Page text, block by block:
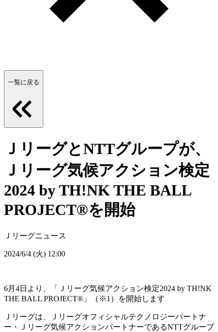
一覧に戻る
ＪリーグとNTTグループが、
Ｊリーグ気候アクション検定
2024 by TH!NK THE BALL
PROJECT®を開始
Ｊリーグニュース
2024/6/4 (火) 12:00
6月4日より、「Ｊリーグ気候アクション検定2024 by TH!NK
THE BALL PROJECT®」（※1）を開始します
Ｊリーグは、Ｊリーグオフィシャルテクノロジーパートナ
ー・Ｊリーグ気候アクションパートナーであるNTTグループ